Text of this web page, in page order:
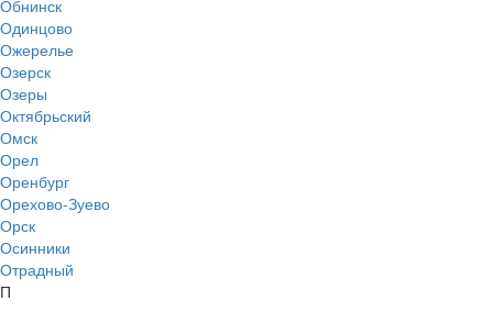
Обнинск
Одинцово
Ожерелье
Озерск
Озеры
Октябрьский
Омск
Орел
Оренбург
Орехово-Зуево
Орск
Осинники
Отрадный
П